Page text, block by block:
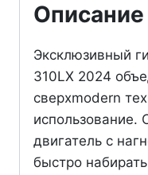
Описание
Эксклюзивный
310LX 2024
сверхmodern
двигатель с
быстро